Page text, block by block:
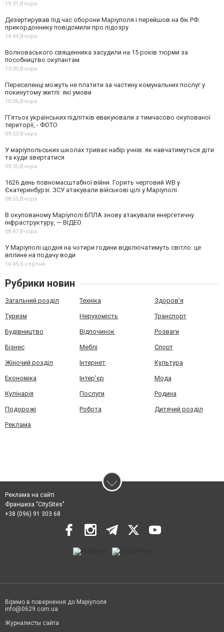
19:31,Вчора
Дезертирував під час оборони Маріуполя і перейшов на бік РФ:
прикордоннику повідомили про підозру
14:44,Вчора
Волноваського священника засудили на 15 років тюрми за
пособництво окупантам
13:00,Вчора
Переселенці можуть не платити за частину комунальних послуг у
покинутому житлі: які умови
10:06,Вчора
П’ятьох українських підлітків евакуювали з тимчасово окупованої
території, - ФОТО
09:53,Вчора
У маріупольських школах триває набір учнів: як навчатимуться діти
та куди звертатися
09:35,Вчора
1626 день повномасштабної війни. Горить черговий WB у
Єкатеринбурзі. ЗСУ атакували військові цілі у Маріуполі
08:55,Вчора
В окупованому Маріуполі БПЛА знову атакували енергетичну
інфраструктуру, — ВІДЕО
08:47,Вчора
У Маріуполі щодня на чотири години відключатимуть світло: це
вплине на подачу води
16:45,6 серпня
Рубрики новин
Загальний розділ Техніка Здоров'я
Туризм Нерухомість Транспорт
Будівництво Відпочинок Розваги
Бізнес Меблі Спорт
Жіночий розділ Інтернет Культура
Економіка Інтер'єр Мода
Кулінарія Послуги Родина
Подорожі Робота Дитячий розділ
Реклама
Реклама на сайті
Франшиза "CitySites"
+38 (096) 91 303 68
Віримо в повернення до Маріуполя
info@0629.com.ua
Журналисты сайта